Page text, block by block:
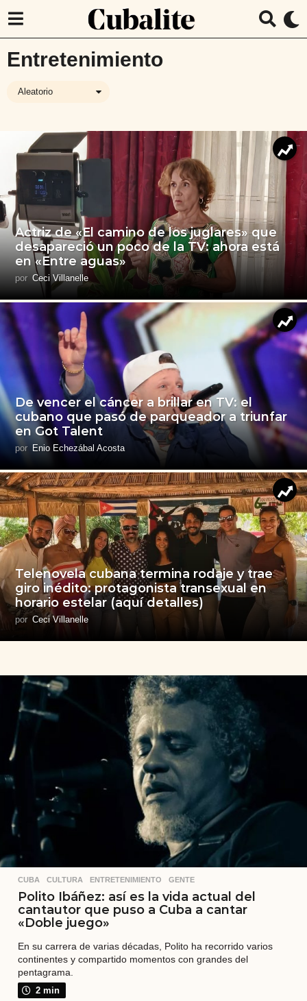
Entretenimiento
Aleatorio
Actriz de «El camino de los juglares» que
desapareció un poco de la TV: ahora está
en «Entre aguas»
por Ceci Villanelle
De vencer el cáncer a brillar en TV: el
cubano que pasó de parqueador a triunfar
en Got Talent
por Enio Echezábal Acosta
Telenovela cubana termina rodaje y trae
giro inédito: protagonista transexual en
horario estelar (aquí detalles)
por Ceci Villanelle
CUBA ,CULTURA ,ENTRETENIMIENTO ,GENTE
Polito Ibáñez: así es la vida actual del
cantautor que puso a Cuba a cantar
«Doble juego»
En su carrera de varias décadas, Polito ha recorrido varios
continentes y compartido momentos con grandes del
pentagrama.
2 min